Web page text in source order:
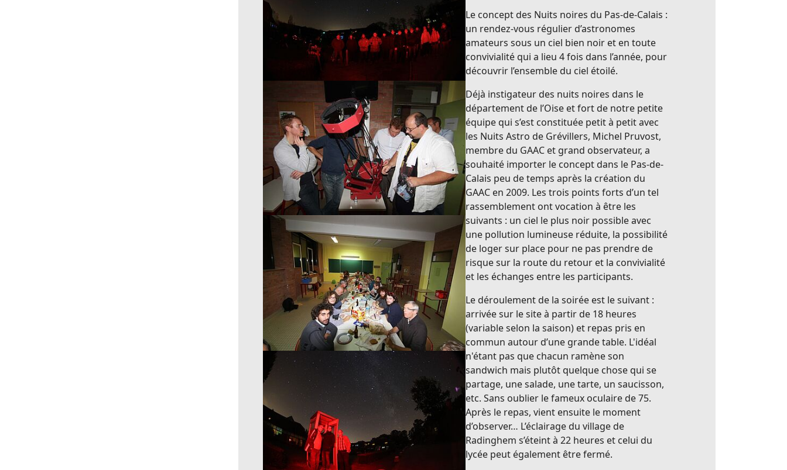
Le concept des Nuits noires du Pas-de-Calais :
un rendez-vous régulier d’astronomes
amateurs sous un ciel bien noir et en toute
convivialité qui a lieu 4 fois dans l’année, pour
découvrir l’ensemble du ciel étoilé.
Déjà instigateur des nuits noires dans le
département de l’Oise et fort de notre petite
équipe qui s’est constituée petit à petit avec
les Nuits Astro de Grévillers, Michel Pruvost,
membre du GAAC et grand observateur, a
souhaité importer le concept dans le Pas-de-
Calais peu de temps après la création du
GAAC en 2009. Les trois points forts d’un tel
rassemblement ont vocation à être les
suivants : un ciel le plus noir possible avec
une pollution lumineuse réduite, la possibilité
de loger sur place pour ne pas prendre de
risque sur la route du retour et la convivialité
et les échanges entre les participants.
Le déroulement de la soirée est le suivant :
arrivée sur le site à partir de 18 heures
(variable selon la saison) et repas pris en
commun autour d’une grande table. L'idéal
n'étant pas que chacun ramène son
sandwich mais plutôt quelque chose qui se
partage, une salade, une tarte, un saucisson,
etc. Sans oublier le fameux oculaire de 75.
Après le repas, vient ensuite le moment
d’observer… L’éclairage du village de
Radinghem s’éteint à 22 heures et celui du
lycée peut également être fermé.